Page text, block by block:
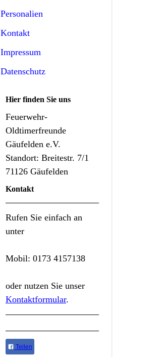
Personalien
Kontakt
Impressum
Datenschutz
Hier finden Sie uns
Feuerwehr-
Oldtimerfreunde
Gäufelden e.V.
Standort: Breitestr. 7/1
71126 Gäufelden
Kontakt
Rufen Sie einfach an
unter
Mobil: 0173 4157138
oder nutzen Sie unser
Kontaktformular.
Teilen